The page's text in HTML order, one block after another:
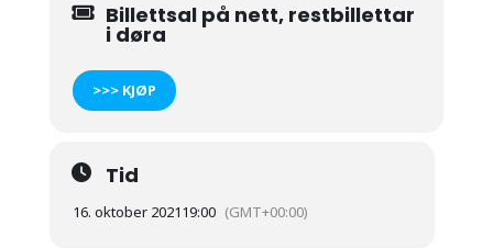
Billettsal på nett, restbillettar
i døra
>>> KJØP
Tid
16. oktober 202119:00 (GMT+00:00)